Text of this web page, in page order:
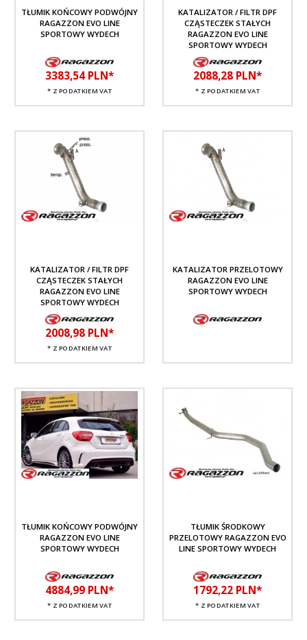
TŁUMIK KOŃCOWY PODWÓJNY
RAGAZZON EVO LINE
SPORTOWY WYDECH
3383,54 PLN*
* Z PODATKIEM VAT
KATALIZATOR / FILTR DPF
CZĄSTECZEK STAŁYCH
RAGAZZON EVO LINE
SPORTOWY WYDECH
2088,28 PLN*
* Z PODATKIEM VAT
KATALIZATOR / FILTR DPF
CZĄSTECZEK STAŁYCH
RAGAZZON EVO LINE
SPORTOWY WYDECH
2008,98 PLN*
* Z PODATKIEM VAT
KATALIZATOR PRZELOTOWY
RAGAZZON EVO LINE
SPORTOWY WYDECH
TŁUMIK KOŃCOWY PODWÓJNY
RAGAZZON EVO LINE
SPORTOWY WYDECH
4884,99 PLN*
* Z PODATKIEM VAT
TŁUMIK ŚRODKOWY
PRZELOTOWY RAGAZZON EVO
LINE SPORTOWY WYDECH
1792,22 PLN*
* Z PODATKIEM VAT